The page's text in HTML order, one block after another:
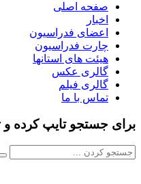
صفحه اصلی
اخبار
اعضای فدراسیون
چارت فدراسیون
هیئت های استانها
گالری عکس
گالری فیلم
تماس با ما
برای جستجو تایپ کرده و Enter را بزنید